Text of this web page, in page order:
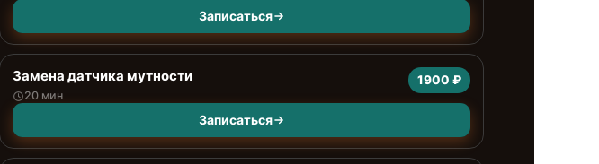
Записаться
Замена датчика мутности
20 мин
1900 ₽
Записаться